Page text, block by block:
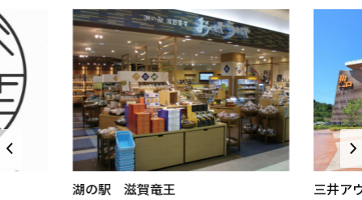
湖の駅 滋賀竜王 三井ア